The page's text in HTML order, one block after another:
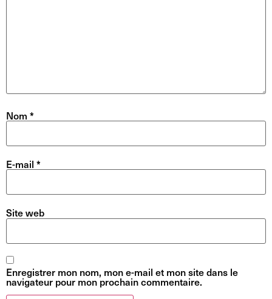
Nom *
E-mail *
Site web
Enregistrer mon nom, mon e-mail et mon site dans le
navigateur pour mon prochain commentaire.